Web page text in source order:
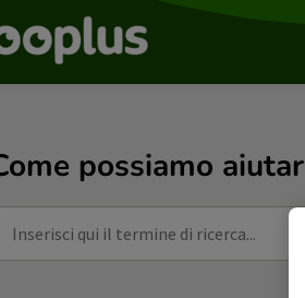
possiamo